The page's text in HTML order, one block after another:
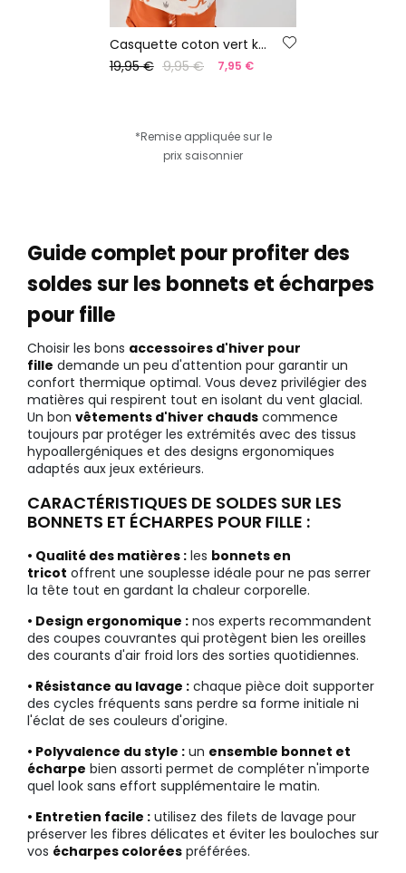
Casquette coton vert kangourou
19,95 € 9,95 € 7,95 €
*Remise appliquée sur le
prix saisonnier
Guide complet pour profiter des
soldes sur les bonnets et écharpes
pour fille
Choisir les bons accessoires d'hiver pour
fille demande un peu d'attention pour garantir un
confort thermique optimal. Vous devez privilégier des
matières qui respirent tout en isolant du vent glacial.
Un bon vêtements d'hiver chauds commence
toujours par protéger les extrémités avec des tissus
hypoallergéniques et des designs ergonomiques
adaptés aux jeux extérieurs.
CARACTÉRISTIQUES DE SOLDES SUR LES
BONNETS ET ÉCHARPES POUR FILLE :
• Qualité des matières : les bonnets en
tricot offrent une souplesse idéale pour ne pas serrer
la tête tout en gardant la chaleur corporelle.
• Design ergonomique : nos experts recommandent
des coupes couvrantes qui protègent bien les oreilles
des courants d'air froid lors des sorties quotidiennes.
• Résistance au lavage : chaque pièce doit supporter
des cycles fréquents sans perdre sa forme initiale ni
l'éclat de ses couleurs d'origine.
• Polyvalence du style : un ensemble bonnet et
écharpe bien assorti permet de compléter n'importe
quel look sans effort supplémentaire le matin.
• Entretien facile : utilisez des filets de lavage pour
préserver les fibres délicates et éviter les bouloches sur
vos écharpes colorées préférées.